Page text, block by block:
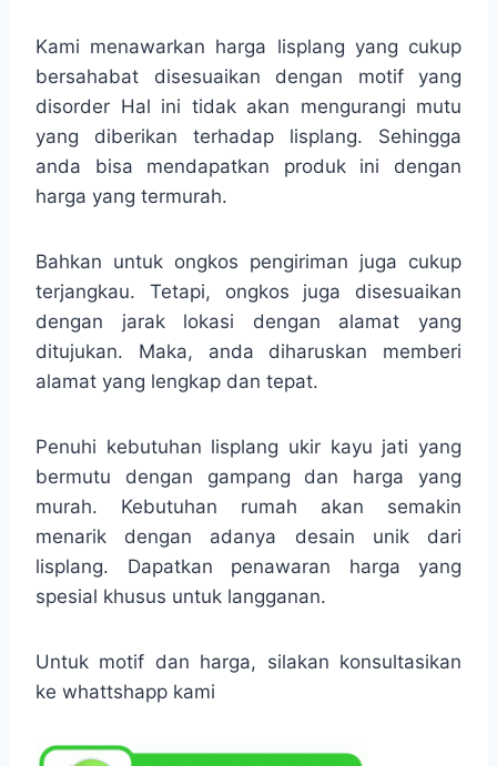
Kami menawarkan harga lisplang yang cukup
bersahabat disesuaikan dengan motif yang
disorder Hal ini tidak akan mengurangi mutu
yang diberikan terhadap lisplang. Sehingga
anda bisa mendapatkan produk ini dengan
harga yang termurah.
Bahkan untuk ongkos pengiriman juga cukup
terjangkau. Tetapi, ongkos juga disesuaikan
dengan jarak lokasi dengan alamat yang
ditujukan. Maka, anda diharuskan memberi
alamat yang lengkap dan tepat.
Penuhi kebutuhan lisplang ukir kayu jati yang
bermutu dengan gampang dan harga yang
murah. Kebutuhan rumah akan semakin
menarik dengan adanya desain unik dari
lisplang. Dapatkan penawaran harga yang
spesial khusus untuk langganan.
Untuk motif dan harga, silakan konsultasikan
ke whattshapp kami